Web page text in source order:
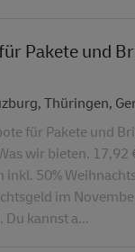
Pakete und
Thüringen,
für Pakete und
wir bieten. 17,92
inkl. 50%
im
kannst a...